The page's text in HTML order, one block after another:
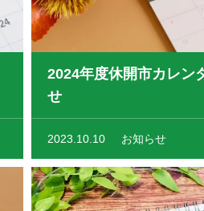
2024年度休開市カレン
せ
2023.10.10 お知らせ